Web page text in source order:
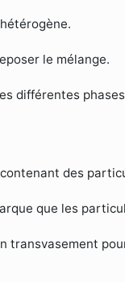
le mélange.
différentes
des
que les
transvasement